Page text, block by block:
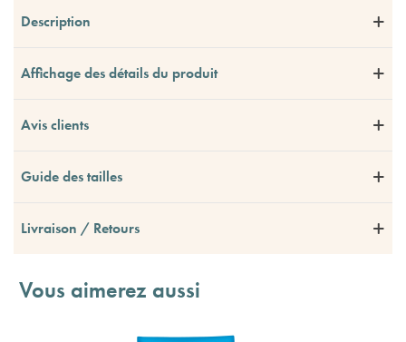
Description
Affichage des détails du produit
Avis clients
Guide des tailles
Livraison / Retours
Vous aimerez aussi